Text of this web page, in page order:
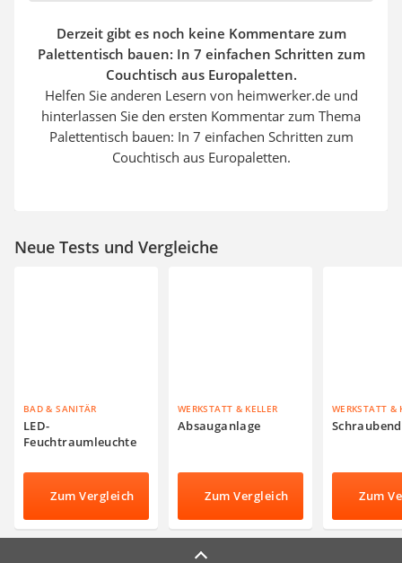
Derzeit gibt es noch keine Kommentare zum
Palettentisch bauen: In 7 einfachen Schritten zum
Couchtisch aus Europaletten.
Helfen Sie anderen Lesern von heimwerker.de und
hinterlassen Sie den ersten Kommentar zum Thema
Palettentisch bauen: In 7 einfachen Schritten zum
Couchtisch aus Europaletten.
Neue Tests und Vergleiche
BAD & SANITÄR
LED-
Feuchtraumleuchte
Zum Vergleich
WERKSTATT & KELLER
Absauganlage
Zum Vergleich
WERKSTATT &
Zum